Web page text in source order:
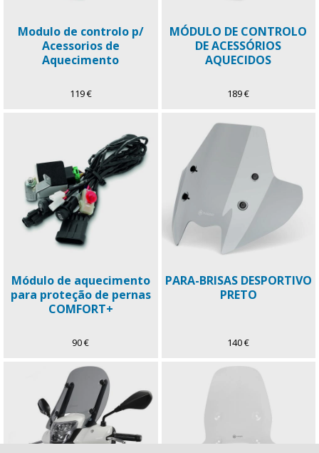
Modulo de controlo p/
Acessorios de
Aquecimento
119 €
MÓDULO DE CONTROLO
DE ACESSÓRIOS
AQUECIDOS
189 €
Módulo de aquecimento
para proteção de pernas
COMFORT+
90 €
PARA-BRISAS DESPORTIVO
PRETO
140 €